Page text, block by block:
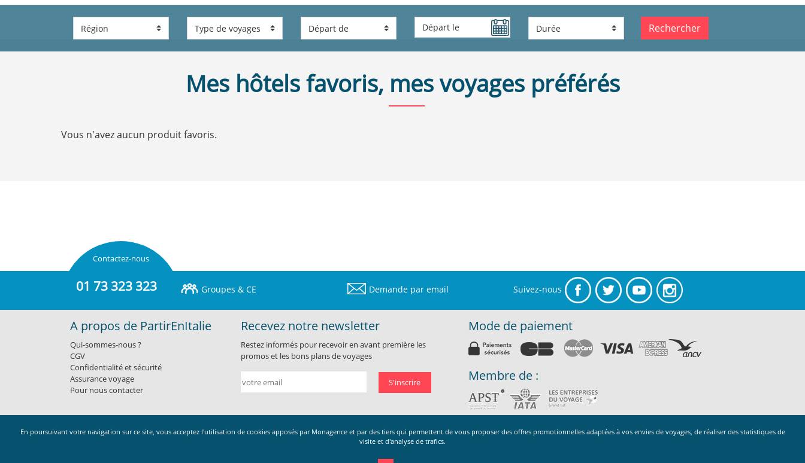
Rechercher
Mes hôtels favoris, mes voyages préférés
Vous n'avez aucun produit favoris.
Contactez-nous
01 73 323 323 Groupes & CE Demande par email Suivez-nous
A propos de PartirEnItalie
Qui-sommes-nous ?
CGV
Confidentialité et sécurité
Assurance voyage
Pour nous contacter
Recevez notre newsletter
Restez informés pour recevoir en avant première les
promos et les bons plans de voyages
S'inscrire
Mode de paiement
Membre de :
Monagence.com / SARL RF Distribution au capital de 100 000 euros. Garantie APST IM094120019 / R.C GENERALI N° AL813861 / LI 094090006
En poursuivant votre navigation sur ce site, vous acceptez l'utilisation de cookies apposés par Monagence et par des tiers qui permettent de vous proposer des offres promotionnelles adaptées à vos envies de voyages, de réaliser des statistiques de
visite et d'analyse de trafics.